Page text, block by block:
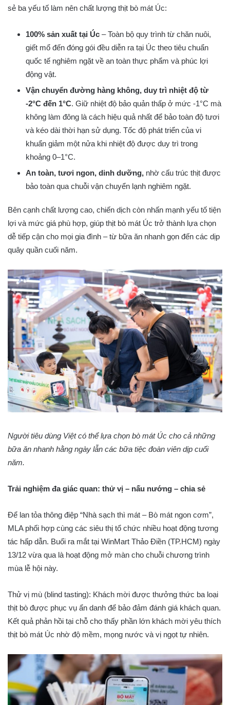
sẻ ba yếu tố làm nên chất lượng thịt bò mát Úc:
100% sản xuất tại Úc – Toàn bộ quy trình từ chăn nuôi,
giết mổ đến đóng gói đều diễn ra tại Úc theo tiêu chuẩn
quốc tế nghiêm ngặt về an toàn thực phẩm và phúc lợi
động vật.
Vận chuyển đường hàng không, duy trì nhiệt độ từ
-2°C đến 1°C. Giữ nhiệt độ bảo quản thấp ở mức -1°C mà
không làm đông là cách hiệu quả nhất để bảo toàn độ tươi
và kéo dài thời hạn sử dụng. Tốc độ phát triển của vi
khuẩn giảm một nửa khi nhiệt độ được duy trì trong
khoảng 0–1°C.
An toàn, tươi ngon, dinh dưỡng, nhờ cấu trúc thịt được
bảo toàn qua chuỗi vận chuyển lạnh nghiêm ngặt.
Bên cạnh chất lượng cao, chiến dịch còn nhấn mạnh yếu tố tiện
lợi và mức giá phù hợp, giúp thịt bò mát Úc trở thành lựa chọn
dễ tiếp cận cho mọi gia đình – từ bữa ăn nhanh gọn đến các dịp
quây quần cuối năm.
Người tiêu dùng Việt có thể lựa chọn bò mát Úc cho cả những
bữa ăn nhanh hằng ngày lẫn các bữa tiệc đoàn viên dịp cuối
năm.
Trải nghiệm đa giác quan: thử vị – nấu nướng – chia sẻ
Để lan tỏa thông điệp “Nhà sạch thì mát – Bò mát ngon cơm”,
MLA phối hợp cùng các siêu thị tổ chức nhiều hoạt động tương
tác hấp dẫn. Buổi ra mắt tại WinMart Thảo Điền (TP.HCM) ngày
13/12 vừa qua là hoạt động mở màn cho chuỗi chương trình
mùa lễ hội này.
Thử vị mù (blind tasting): Khách mời được thưởng thức ba loại
thịt bò được phục vụ ẩn danh để bảo đảm đánh giá khách quan.
Kết quả phản hồi tại chỗ cho thấy phần lớn khách mời yêu thích
thịt bò mát Úc nhờ độ mềm, mọng nước và vị ngọt tự nhiên.